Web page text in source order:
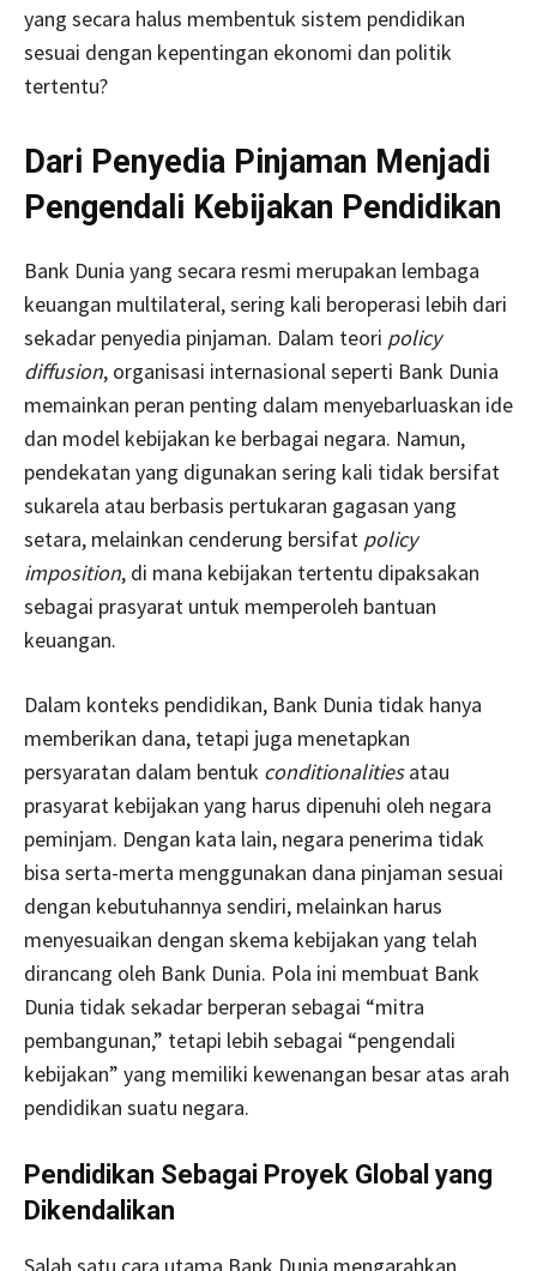
yang secara halus membentuk sistem pendidikan
sesuai dengan kepentingan ekonomi dan politik
tertentu?
Dari Penyedia Pinjaman Menjadi
Pengendali Kebijakan Pendidikan
Bank Dunia yang secara resmi merupakan lembaga
keuangan multilateral, sering kali beroperasi lebih dari
sekadar penyedia pinjaman. Dalam teori policy
diffusion, organisasi internasional seperti Bank Dunia
memainkan peran penting dalam menyebarluaskan ide
dan model kebijakan ke berbagai negara. Namun,
pendekatan yang digunakan sering kali tidak bersifat
sukarela atau berbasis pertukaran gagasan yang
setara, melainkan cenderung bersifat policy
imposition, di mana kebijakan tertentu dipaksakan
sebagai prasyarat untuk memperoleh bantuan
keuangan.
Dalam konteks pendidikan, Bank Dunia tidak hanya
memberikan dana, tetapi juga menetapkan
persyaratan dalam bentuk conditionalitiesatau
prasyarat kebijakan yang harus dipenuhi oleh negara
peminjam. Dengan kata lain, negara penerima tidak
bisa serta-merta menggunakan dana pinjaman sesuai
dengan kebutuhannya sendiri, melainkan harus
menyesuaikan dengan skema kebijakan yang telah
dirancang oleh Bank Dunia. Pola ini membuat Bank
Dunia tidak sekadar berperan sebagai “mitra
pembangunan,” tetapi lebih sebagai “pengendali
kebijakan” yang memiliki kewenangan besar atas arah
pendidikan suatu negara.
Pendidikan Sebagai Proyek Global yang
Dikendalikan
Salah satu cara utama Bank Dunia mengarahkan